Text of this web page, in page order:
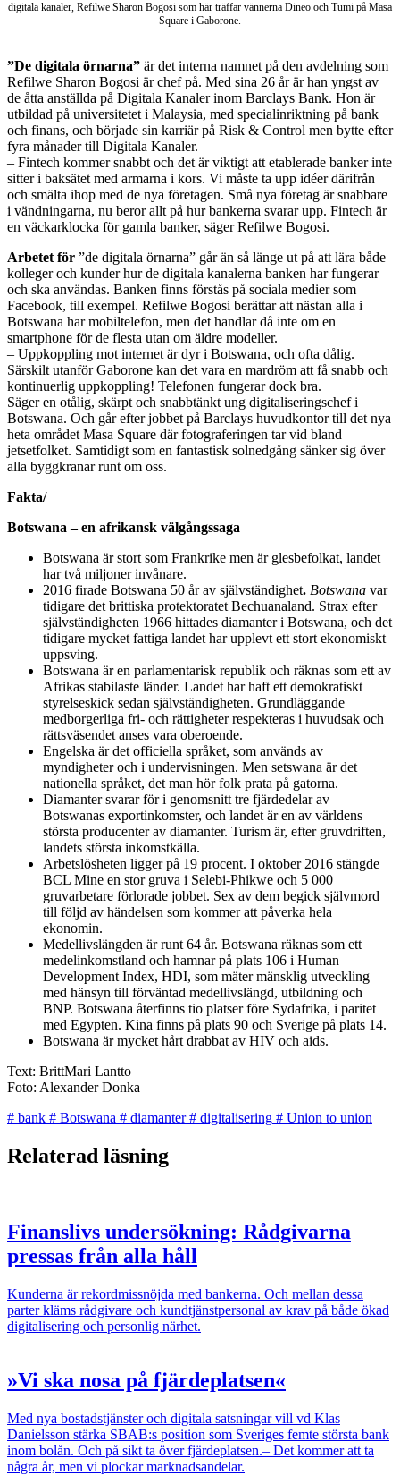
digitala kanaler, Refilwe Sharon Bogosi som här träffar vännerna Dineo och Tumi på Masa
Square i Gaborone.
”De digitala örnarna” är det interna namnet på den avdelning som
Refilwe Sharon Bogosi är chef på. Med sina 26 år är han yngst av
de åtta anställda på Digitala Kanaler inom Barclays Bank. Hon är
utbildad på universitetet i Malaysia, med specialinriktning på bank
och finans, och började sin karriär på Risk & Control men bytte efter
fyra månader till Digitala Kanaler.
– Fintech kommer snabbt och det är viktigt att etablerade banker inte
sitter i baksätet med armarna i kors. Vi måste ta upp idéer därifrån
och smälta ihop med de nya företagen. Små nya företag är snabbare
i vändningarna, nu beror allt på hur bankerna svarar upp. Fintech är
en väckarklocka för gamla banker, säger Refilwe Bogosi.
Arbetet för ”de digitala örnarna” går än så länge ut på att lära både
kolleger och kunder hur de digitala kanalerna banken har fungerar
och ska användas. Banken finns förstås på sociala medier som
Facebook, till exempel. Refilwe Bogosi berättar att nästan alla i
Botswana har mobiltelefon, men det handlar då inte om en
smartphone för de flesta utan om äldre modeller.
– Uppkoppling mot internet är dyr i Botswana, och ofta dålig.
Särskilt utanför Gaborone kan det vara en mardröm att få snabb och
kontinuerlig uppkoppling! Telefonen fungerar dock bra.
Säger en otålig, skärpt och snabbtänkt ung digitaliseringschef i
Botswana. Och går efter jobbet på Barclays huvudkontor till det nya
heta området Masa Square där fotograferingen tar vid bland
jetsetfolket. Samtidigt som en fantastisk solnedgång sänker sig över
alla byggkranar runt om oss.
Fakta/
Botswana – en afrikansk välgångssaga
Botswana är stort som Frankrike men är glesbefolkat, landet
har två miljoner invånare.
2016 firade Botswana 50 år av självständighet. Botswana var
tidigare det brittiska protektoratet Bechuanaland. Strax efter
självständigheten 1966 hittades diamanter i Botswana, och det
tidigare mycket fattiga landet har upplevt ett stort ekonomiskt
uppsving.
Botswana är en parlamentarisk republik och räknas som ett av
Afrikas stabilaste länder. Landet har haft ett demokratiskt
styrelseskick sedan självständigheten. Grundläggande
medborgerliga fri- och rättigheter respekteras i huvudsak och
rättsväsendet anses vara oberoende.
Engelska är det officiella språket, som används av
myndigheter och i undervisningen. Men setswana är det
nationella språket, det man hör folk prata på gatorna.
Diamanter svarar för i genomsnitt tre fjärdedelar av
Botswanas exportinkomster, och landet är en av världens
största producenter av diamanter. Turism är, efter gruvdriften,
landets största inkomstkälla.
Arbetslösheten ligger på 19 procent. I oktober 2016 stängde
BCL Mine en stor gruva i Selebi-Phikwe och 5 000
gruvarbetare förlorade jobbet. Sex av dem begick självmord
till följd av händelsen som kommer att påverka hela
ekonomin.
Medellivslängden är runt 64 år. Botswana räknas som ett
medelinkomstland och hamnar på plats 106 i Human
Development Index, HDI, som mäter mänsklig utveckling
med hänsyn till förväntad medellivslängd, utbildning och
BNP. Botswana återfinns tio platser före Sydafrika, i paritet
med Egypten. Kina finns på plats 90 och Sverige på plats 14.
Botswana är mycket hårt drabbat av HIV och aids.
Text: BrittMari Lantto
Foto: Alexander Donka
# bank # Botswana # diamanter # digitalisering # Union to union
Relaterad läsning
Finanslivs undersökning: Rådgivarna
pressas från alla håll
Kunderna är rekordmissnöjda med bankerna. Och mellan dessa
parter kläms rådgivare och kundtjänstpersonal av krav på både ökad
digitalisering och personlig närhet.
»Vi ska nosa på fjärdeplatsen«
Med nya bostadstjänster och digitala satsningar vill vd Klas
Danielsson stärka SBAB:s position som Sveriges femte största bank
inom bolån. Och på sikt ta över fjärdeplatsen.– Det kommer att ta
några år, men vi plockar marknadsandelar.